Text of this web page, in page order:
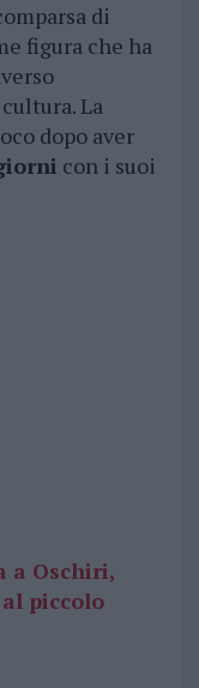
di
figura che ha
La
dopo aver
con i suoi
a Oschiri,
piccolo